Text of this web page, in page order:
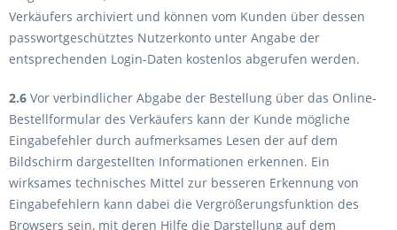
Verkäufers archiviert und können vom Kunden über dessen
passwortgeschütztes Nutzerkonto unter Angabe der
entsprechenden Login-Daten kostenlos abgerufen werden.
2.6 Vor verbindlicher Abgabe der Bestellung über das Online-
Bestellformular des Verkäufers kann der Kunde mögliche
Eingabefehler durch aufmerksames Lesen der auf dem
Bildschirm dargestellten Informationen erkennen. Ein
wirksames technisches Mittel zur besseren Erkennung von
Eingabefehlern kann dabei die Vergrößerungsfunktion des
Browsers sein, mit deren Hilfe die Darstellung auf dem